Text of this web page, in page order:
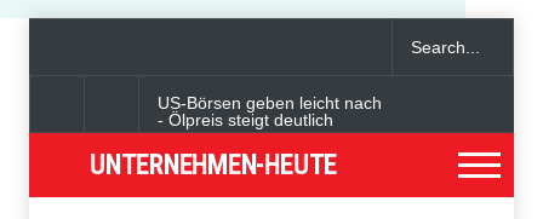
US-Börsen geben leicht nach
- Ölpreis steigt deutlich
Angeklagter wegen Auto-
UNTERNEHMEN-HEUTE